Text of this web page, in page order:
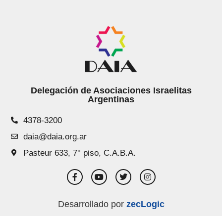
Delegación de Asociaciones Israelitas
Argentinas
4378-3200
daia@daia.org.ar
Pasteur 633, 7° piso, C.A.B.A.
Desarrollado por zecLogic